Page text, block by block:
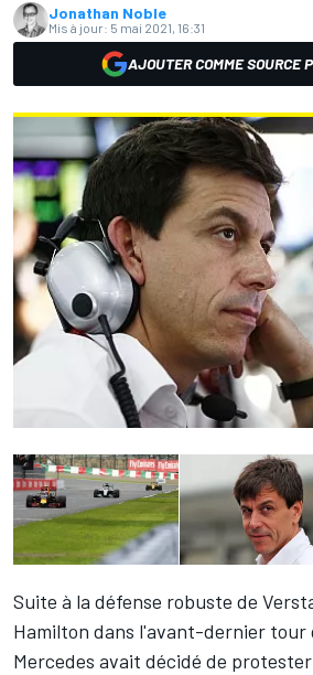
Jonathan Noble
Mis à jour: 5 mai 2021, 16:31
AJOUTER COMME SOURCE
Suite à la défense robuste de
Hamilton dans l'avant-dernier tour
Mercedes avait décidé de